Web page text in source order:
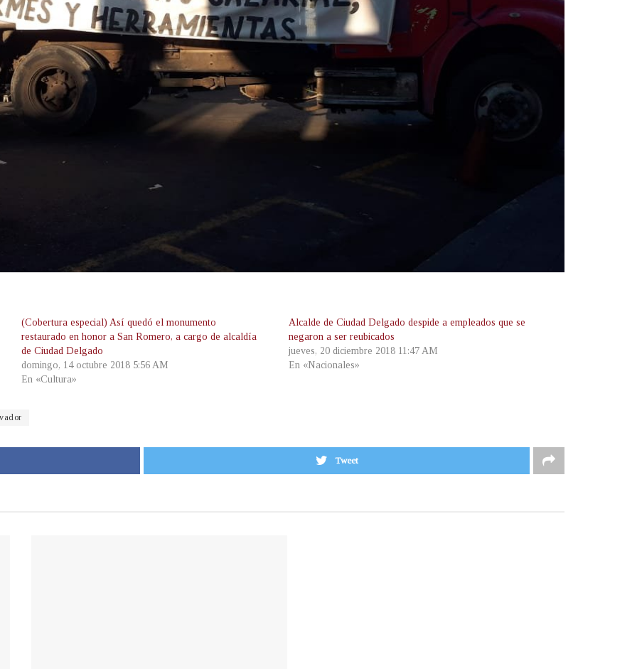
(Cobertura especial) Así quedó el monumento
restaurado en honor a San Romero, a cargo de alcaldía
de Ciudad Delgado
domingo, 14 octubre 2018 5:56 AM
En «Cultura»
Alcalde de Ciudad Delgado despide a empleados que se
negaron a ser reubicados
jueves, 20 diciembre 2018 11:47 AM
En «Nacionales»
Tweet